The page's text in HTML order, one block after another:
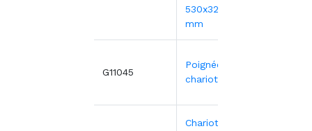
530x325xH100
mm
G11045
Poignée pour
chariot G11041
Chariot pour